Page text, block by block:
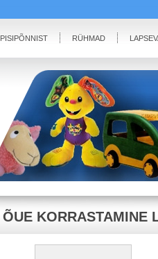
PISIPÕNNIST RÜHMAD
ÕUE KORRASTAMINE